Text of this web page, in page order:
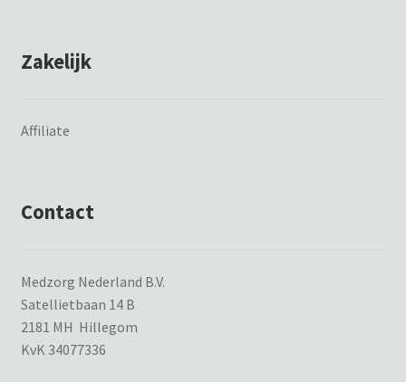
Zakelijk
Affiliate
Contact
Medzorg Nederland B.V.
Satellietbaan 14 B
2181 MH Hillegom
KvK 34077336